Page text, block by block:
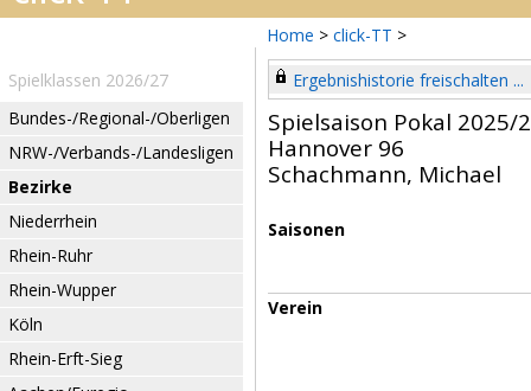
Home > click-TT >
Spielklassen 2026/27
Bundes-/Regional-/Oberligen
NRW-/Verbands-/Landesligen
Bezirke
Niederrhein
Rhein-Ruhr
Rhein-Wupper
Köln
Rhein-Erft-Sieg
Ergebnishistorie freischalten ...
Spielsaison Pokal 2025/
Hannover 96
Schachmann, Michael
Saisonen
Verein